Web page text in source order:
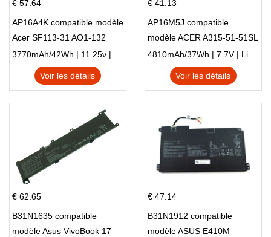
€ 57.64
AP16A4K compatible modèle
Acer SF113-31 AO1-132
NE132
3770mAh/42Wh | 11.25v | Li-ion ...
Voir les détails
€ 41.13
AP16M5J compatible
modèle ACER A315-51-51SL
N17Q1 SERIES
4810mAh/37Wh | 7.7V | Li-ion ...
Voir les détails
€ 62.65
B31N1635 compatible
modèle Asus VivoBook 17
€ 47.14
B31N1912 compatible
modèle ASUS E410M